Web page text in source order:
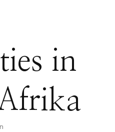
in